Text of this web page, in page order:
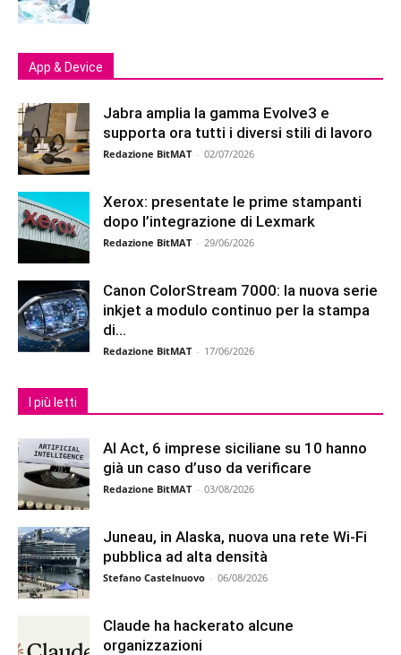
App & Device
Jabra amplia la gamma Evolve3 e
supporta ora tutti i diversi stili di lavoro
Redazione BitMAT - 02/07/2026
Xerox: presentate le prime stampanti
dopo l’integrazione di Lexmark
Redazione BitMAT - 29/06/2026
Canon ColorStream 7000: la nuova serie
inkjet a modulo continuo per la stampa
di...
Redazione BitMAT - 17/06/2026
I più letti
AI Act, 6 imprese siciliane su 10 hanno
già un caso d’uso da verificare
Redazione BitMAT - 03/08/2026
Juneau, in Alaska, nuova una rete Wi-Fi
pubblica ad alta densità
Stefano Castelnuovo - 06/08/2026
Claude ha hackerato alcune
organizzazioni